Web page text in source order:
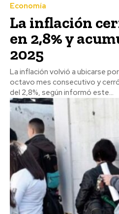
Economía
La inflación
en 2,8% y
2025
La inflación volvió a ubicarse
octavo mes consecutivo y
del 2,8%, según informó este...